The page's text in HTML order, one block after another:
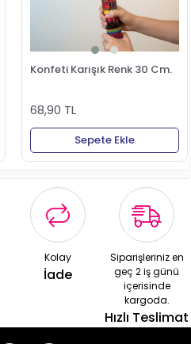
Konfeti Karışık Renk 30 Cm.
68,90 TL
Sepete Ekle
Kolay
İade
Siparişleriniz en
geç 2 iş günü
içerisinde
kargoda.
Hızlı Teslimat